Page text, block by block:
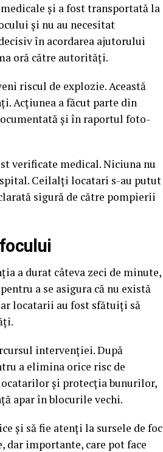
și a fost transportată la
și nu au necesitat
în acordarea ajutorului
oră către autorităţi.
riscul de explozie. Această
Acţiunea a făcut parte din
și în raportul foto-
verificate medical. Niciuna nu
Ceilalţi locatari s-au putut
sigură de către pompierii
a durat câteva zeci de minute,
a se asigura că nu există
locatarii au fost sfătuiţi să
intervenţiei. După
a elimina orice risc de
și protecţia bunurilor,
apar în blocurile vechi.
și să fie atenți la sursele de foc
dar importante, care pot face